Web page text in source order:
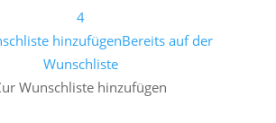
4
hinzufügenBereits auf der
Wunschliste
Wunschliste hinzufügen